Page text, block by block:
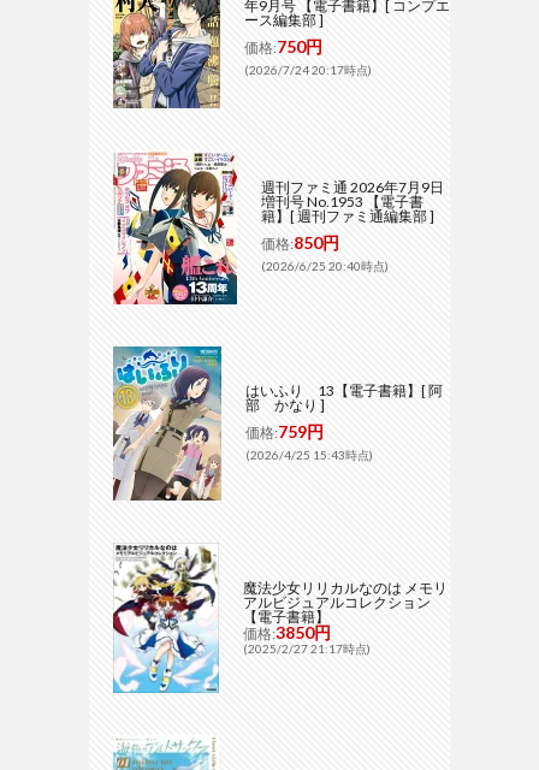
年9月号 【電子書籍】[ コンプエ
ース編集部 ]
価格:750円
(2026/7/24 20:17時点)
週刊ファミ通 2026年7月9日
増刊号 No.1953 【電子書
籍】[ 週刊ファミ通編集部 ]
価格:850円
(2026/6/25 20:40時点)
はいふり 13【電子書籍】[ 阿
部 かなり ]
価格:759円
(2026/4/25 15:43時点)
魔法少女リリカルなのは メモリ
アルビジュアルコレクション
【電子書籍】
価格:3850円
(2025/2/27 21:17時点)